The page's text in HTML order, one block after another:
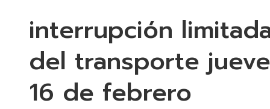
interrupción
del transporte
16 de febrero